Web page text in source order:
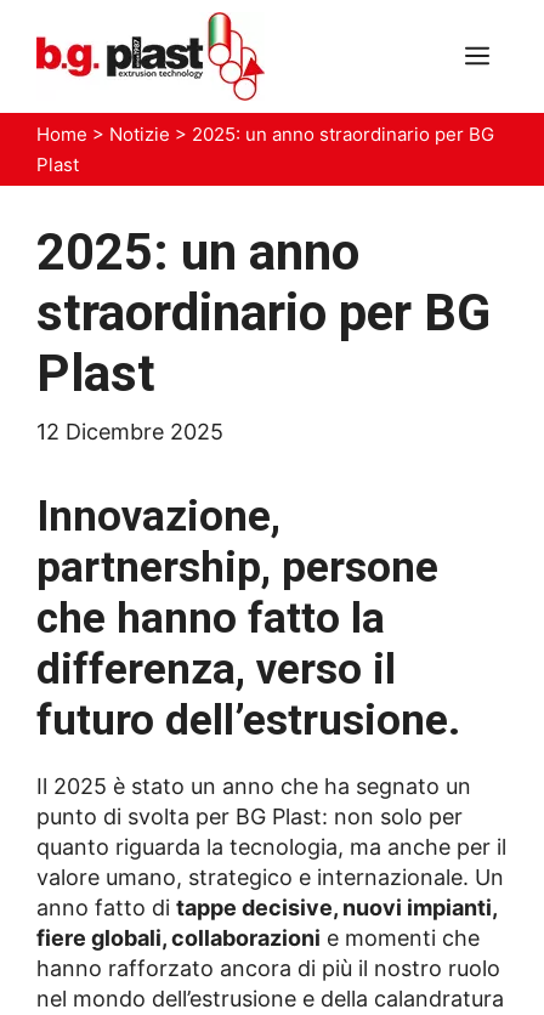
contenuto
Home > Notizie > 2025: un anno straordinario per BG
Plast
2025: un anno
straordinario per BG
Plast
12 Dicembre 2025
Innovazione,
partnership, persone
che hanno fatto la
differenza, verso il
futuro dell’estrusione.
Il 2025 è stato un anno che ha segnato un
punto di svolta per BG Plast: non solo per
quanto riguarda la tecnologia, ma anche per il
valore umano, strategico e internazionale. Un
anno fatto di tappe decisive, nuovi impianti,
fiere globali, collaborazioni e momenti che
hanno rafforzato ancora di più il nostro ruolo
nel mondo dell’estrusione e della calandratura